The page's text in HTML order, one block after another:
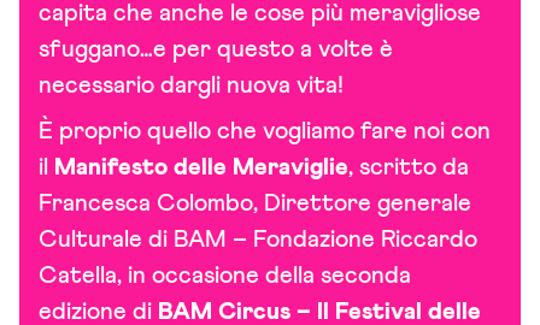
capita che anche le cose più meravigliose
sfuggano…e per questo a volte è
necessario dargli nuova vita!
È proprio quello che vogliamo fare noi con
il Manifesto delle Meraviglie, scritto da
Francesca Colombo, Direttore generale
Culturale di BAM – Fondazione Riccardo
Catella, in occasione della seconda
edizione di BAM Circus – Il Festival delle